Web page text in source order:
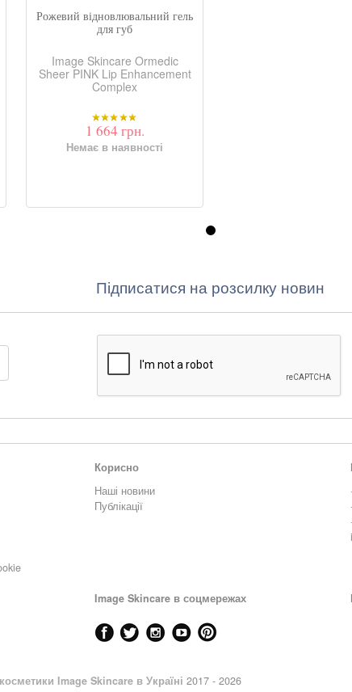
Рожевий відновлювальний гель
для губ
Image Skincare Ormedic
Sheer PINK Lip Enhancement
Complex
1 664 грн.
Немає в наявності
Підписатися на розсилку новин
Корисно
Наші новини
Публікації
Image Skincare в соцмережах
Image Skincare в Україні 2017 - 2026